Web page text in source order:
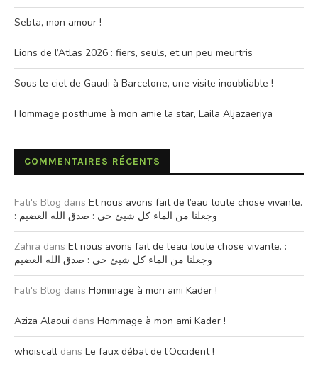
Sebta, mon amour !
Lions de l’Atlas 2026 : fiers, seuls, et un peu meurtris
Sous le ciel de Gaudi à Barcelone, une visite inoubliable !
Hommage posthume à mon amie la star, Laila Aljazaeriya
COMMENTAIRES RÉCENTS
Fati's Blog dans Et nous avons fait de l’eau toute chose vivante.
: وجعلنا من الماء كل شيئ حي : صدق الله العضيم
Zahra dans Et nous avons fait de l’eau toute chose vivante. :
وجعلنا من الماء كل شيئ حي : صدق الله العضيم
Fati's Blog dans Hommage à mon ami Kader !
Aziza Alaoui dans Hommage à mon ami Kader !
whoiscall dans Le faux débat de l’Occident !